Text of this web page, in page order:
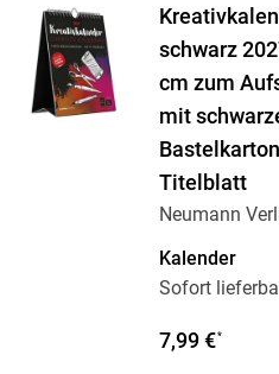
schwarz
cm zum
mit
Titelblatt
Neumann
Kalender
Sofort
7,99 €*